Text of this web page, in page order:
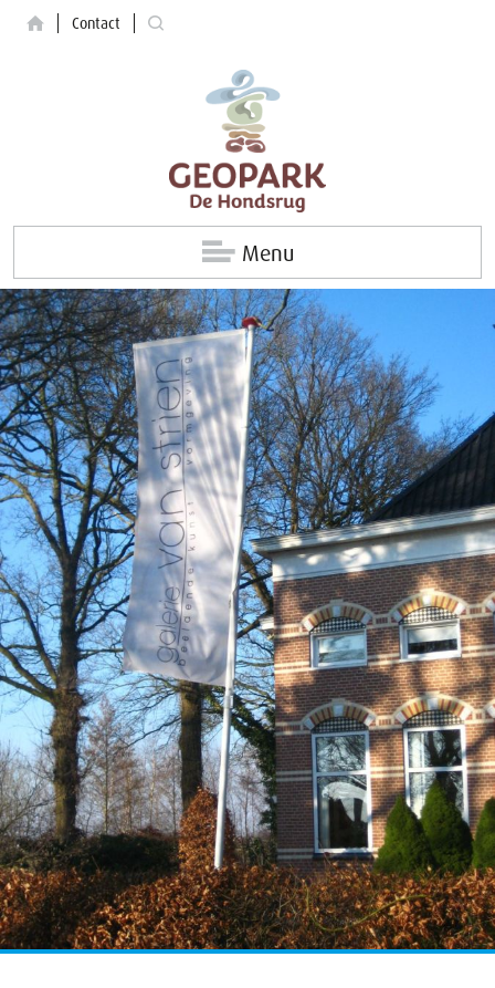
Contact
Menu